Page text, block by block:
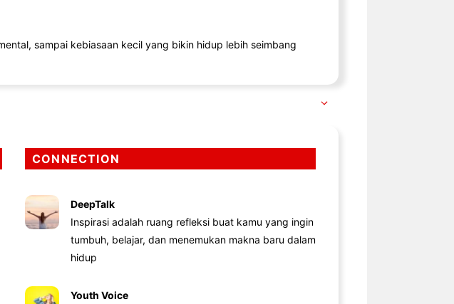
sampai kebiasaan kecil yang bikin hidup lebih seimbang
CONNECTION
DeepTalk
Inspirasi adalah ruang refleksi buat kamu yang ingin
tumbuh, belajar, dan menemukan makna baru dalam
hidup
Youth Voice